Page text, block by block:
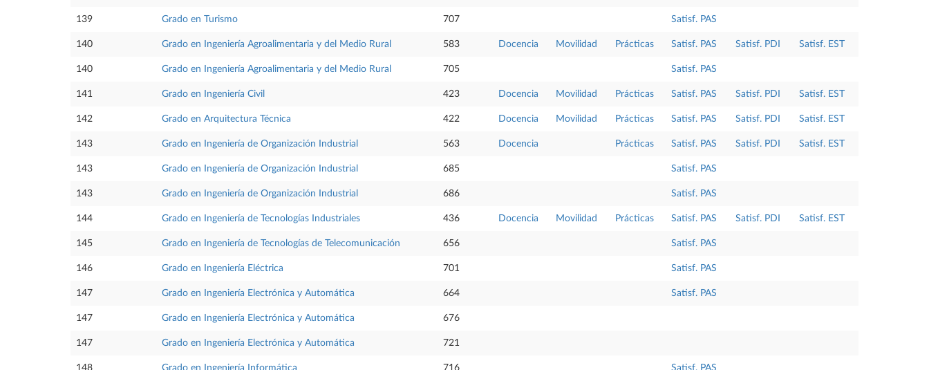
139 Grado en Turismo 707 Satisf. PAS
140 Grado en Ingeniería Agroalimentaria y del Medio Rural 583 Docencia Movilidad Prácticas Satisf. PAS Satisf. PDI Satisf. EST
140 Grado en Ingeniería Agroalimentaria y del Medio Rural 705 Satisf. PAS
141 Grado en Ingeniería Civil 423 Docencia Movilidad Prácticas Satisf. PAS Satisf. PDI Satisf. EST
142 Grado en Arquitectura Técnica 422 Docencia Movilidad Prácticas Satisf. PAS Satisf. PDI Satisf. EST
143 Grado en Ingeniería de Organización Industrial 563 Docencia Prácticas Satisf. PAS Satisf. PDI Satisf. EST
143 Grado en Ingeniería de Organización Industrial 685 Satisf. PAS
143 Grado en Ingeniería de Organización Industrial 686 Satisf. PAS
144 Grado en Ingeniería de Tecnologías Industriales 436 Docencia Movilidad Prácticas Satisf. PAS Satisf. PDI Satisf. EST
145 Grado en Ingeniería de Tecnologías de Telecomunicación 656 Satisf. PAS
146 Grado en Ingeniería Eléctrica 701 Satisf. PAS
147 Grado en Ingeniería Electrónica y Automática 664 Satisf. PAS
147 Grado en Ingeniería Electrónica y Automática 676
147 Grado en Ingeniería Electrónica y Automática 721
148 Grado en Ingeniería Informática 716 Satisf. PAS